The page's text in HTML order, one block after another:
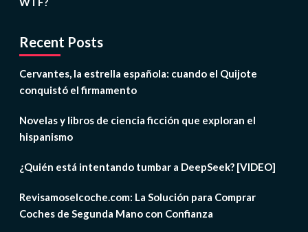
Recent Posts
Cervantes, la estrella española: cuando el Quijote
conquistó el firmamento
Novelas y libros de ciencia ficción que exploran el
hispanismo
¿Quién está intentando tumbar a DeepSeek? [VIDEO]
Revisamoselcoche.com: La Solución para Comprar
Coches de Segunda Mano con Confianza